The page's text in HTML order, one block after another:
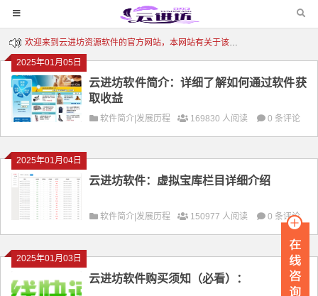
欢迎来到云进坊资源软件的官方网站，本网站有关于该软件的一切解释权
2025年01月05日
云进坊软件简介：详细了解如何通过软件获
取收益
软件简介|发展历程 169830 人阅读 0 条评论
2025年01月04日
云进坊软件：虚拟宝库栏目详细介绍
软件简介|发展历程 150977 人阅读 0 条评论
2025年01月03日
云进坊软件购买须知（必看）：